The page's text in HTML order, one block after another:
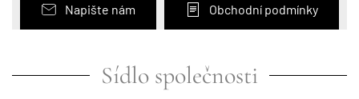
Napište nám Obchodní podmínky
Sídlo společnosti